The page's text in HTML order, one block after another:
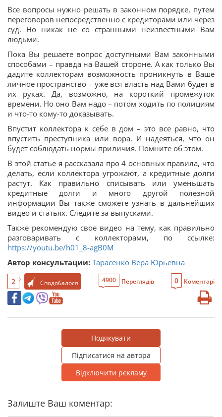
Все вопросы нужно решать в законном порядке, путем
переговоров непосредственно с кредиторами или через
суд. Но никак не со странными неизвестными Вам
людьми.
Пока Вы решаете вопрос доступными Вам законными
способами – правда на Вашей стороне. А как только Вы
дадите коллекторам возможность проникнуть в Ваше
личное пространство – уже вся власть над Вами будет в
их руках. Да, возможно, на короткий промежуток
времени. Но оно Вам надо – потом ходить по полициям
и что-то кому-то доказывать.
Впустит коллектора к себе в дом – это все равно, что
впустить преступника или вора. И надеяться, что он
будет соблюдать нормы приличия. Помните об этом.
В этой статье я рассказала про 4 основных правила, что
делать, если коллектора угрожают, а кредитные долги
растут. Как правильно списывать или уменьшать
кредитные долги и много другой полезной
информации Вы также сможете узнать в дальнейших
видео и статьях. Следите за выпусками.
Также рекомендую свое видео на тему, как правильно
разговаривать с коллекторами, по ссылке:
https://youtu.be/h01_8-agB0M
Автор консультации: Тарасенко Вера Юрьевна
2 Сподобалося 4900 Переглядів 0 Коментарі
Подякувати
Підписатися на автора
Відключити рекламу
Залиште Ваш коментар: